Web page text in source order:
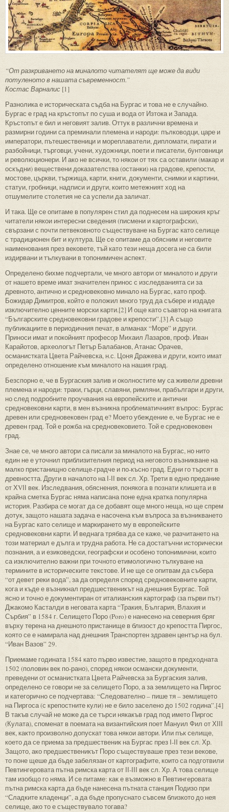
“От разкриването на миналото читателят ще може да види
потуленото в нашата съвременност.”
Костас Варналис [1]
Разнолика е историческата съдба на Бургас и това не е случайно.
Бургас е град на кръстопът по суша и вода от Изтока и Запада.
Кръстопът е бил и неговият залив. Оттук в различни времена и
размирни години са преминали племена и народи: пълководци, царе и
императори, пътешественици и мореплаватели, дипломати, пирати и
разбойници, търговци, учени, художници, поети и писатели, бунтовници
и революционери. И ако не всички, то някои от тях са оставили (макар и
оскъдни) веществени доказателства (останки) на градове, крепости,
мостове, църкви, тържища, карти, книги, документи, снимки и картини,
статуи, гробници, надписи и други, които метежният ход на
отшумелите столетия не са успели да заличат.
И така. Ще се опитаме в популярен стил да поднесем на широкия кръг
читатели някои интересни сведения (писмени и картографски),
свързани с почти петвековното съществуване на Бургас като селище
с традиционен бит и култура. Ще се опитаме да обясним и неговите
наименования през вековете, тъй като тези неща досега не са били
издирвани и тълкувани в топонимичен аспект.
Определено бихме подчертали, че много автори от миналото и други
от нашето време имат значителен принос с изследванията си за
древното, антично и средновековно минало на Бургас, като проф.
Божидар Димитров, който е положил много труд да събере и издаде
изключително ценните морски карти.[2] И още като съавтор на книгата
“Българските средновековни градове и крепости”.[3] А също
публикациите в периодичния печат, в алманах “Море” и други.
Приноси имат и покойният професор Михаил Лазаров, проф. Иван
Карайотов, археологът Петър Балабанов, Атанас Орачев,
османистката Цвета Райчевска, н.с. Цоня Дражева и други, които имат
определено отношение към миналото на нашия град.
Безспорно е, че в Бургаския залив и околностите му са живели древни
племена и народи: траки, гърци, славяни, римляни, прабългари и други,
но след подробните проучвания на европейските и антични
средновековни карти, в мен възникна проблематичният въпрос: Бургас
древен или средновековен град е? Моето убеждение е, че Бургас не е
древен град. Той е рожба на средновековието. Той е средновековен
град.
Знае се, че много автори са писали за миналото на Бургас, но нито
един не е уточнил приблизителния период на неговото възникване на
малко пристанищно селище-градче и по-късно град. Едни го търсят в
древността. Други в началото на І-ІІ век сл. Хр. Трети в едно предание
от ХVІІ век. Изследвания, обяснения, понякога в познати клишета и в
крайна сметка Бургас няма написана поне една кратка популярна
история. Разбира се могат да се добавят още много неща, но ще спрем
дотук, защото нашата задача е насочена към въпроса за възникването
на Бургас като селище и маркирането му в европейските
средновековни карти. И веднага трябва да се каже, че разчитането на
този материал е дълга и трудна работа. Не са достатъчни исторически
познания, а и езиковедски, географски и особено топонимични, които
са изключително важни при точното етимологично тълкуване на
термините в историческите текстове. И не ще се опитвам да събера
“от девет реки вода”, за да определя според средновековните карти,
кога и къде е възникнал предшественикът на днешния Бургас. Той
ясно и точно е документиран от италианския картограф (за първи път)
Джакомо Касталди в неговата карта “Тракия, България, Влахия и
Сърбия” в 1584 г. Селището Поро (Poro) е нанесено на северния бряг
върху терена на днешното пристанище в близост до крепостта Пиргос,
която се е намирала над днешния Транспортен здравен център на бул.
“Иван Вазов” 29.
Приемаме годината 1584 като първо известие, защото в предходната
1502 (половин век по-рано), според някои османски документи,
преведени от османистката Цвета Райчевска за Бургаския залив,
определено се говори не за селището Поро, а за землището на Пиргос
и категорично се подчертава: “Следователно – пише тя – землището
на Пиргоса (с крепостните кули) не е било заселено до 1502 година”.[4]
В такъв случай не може да се търси някакъв град под името Пиргос
(Кулата), споменат в поемата на византийския поет Мануил Фил от ХІІІ
век, както произволно допускат това някои автори. Или пък селище,
което да се приема за предшественик на Бургас през І-ІІ век сл. Хр.
Защото, ако предшественикът Поро съществуваше през тези векове,
то поне щеше да бъде забелязан от картографите, които са подготвили
Певтингеровата пътна римска карта от ІІ-ІІІ век сл. Хр. А това селище
там изобщо го няма. И се питаме: как е възможно в Певтингеровата
пътна римска карта да бъде нанесена пътната станция Подизо при
“Сладките кладенци”, а да бъде пропуснато съвсем близкото до нея
селище, ако то е съществувало тогава?